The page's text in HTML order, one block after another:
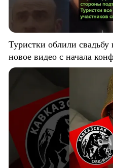
Туристки облили
новое видео с начала